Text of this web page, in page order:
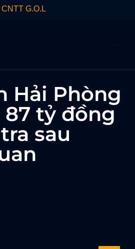
G.O.L
Hải Phòng
tỷ đồng
sau